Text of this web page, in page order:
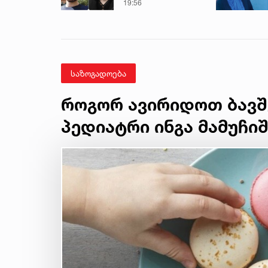
19:56
საზოგადოება
როგორ ავირიდოთ
პედიატრი ინგა